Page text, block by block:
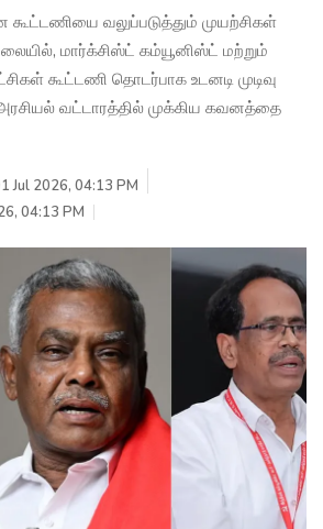
வலுப்படுத்தும் முயற்சிகள்
மார்க்சிஸ்ட் கம்யூனிஸ்ட் மற்றும்
கூட்டணி தொடர்பாக உடனடி முடிவு
அரசியல் வட்டாரத்தில் முக்கிய கவனத்தை
Jul 2026, 04:13 PM
04:13 PM